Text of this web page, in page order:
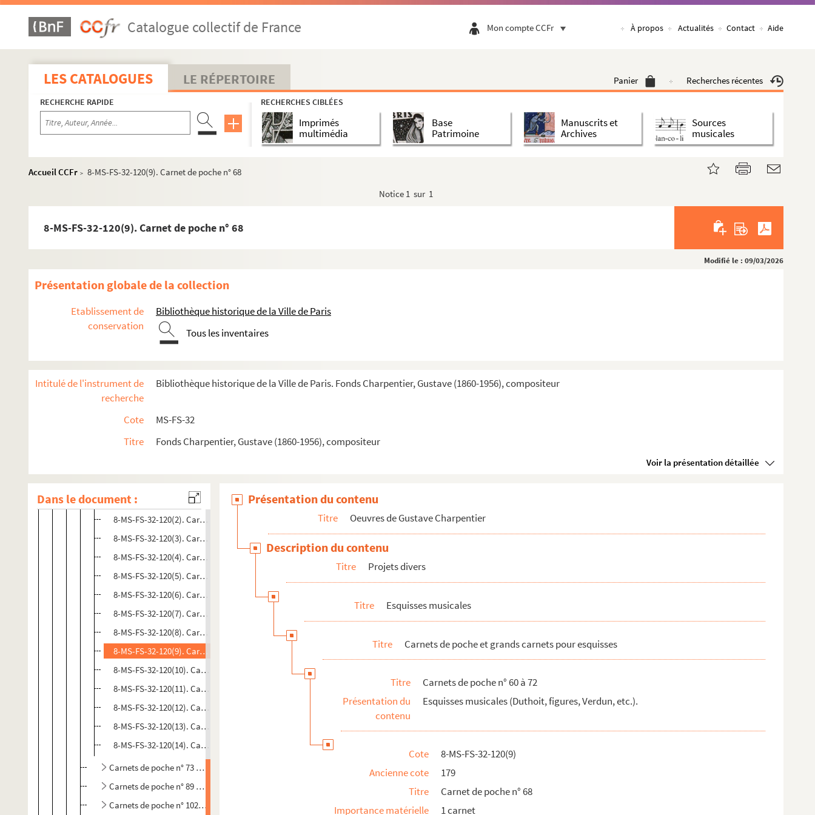
Catalogue collectif de France Mon compte CCFr À propos Actualités Contact Aide
LES CATALOGUES LE RÉPERTOIRE Panier Recherches récentes
RECHERCHE RAPIDE RECHERCHES CIBLÉES
Imprimés
multimédia
Base
Patrimoine
Manuscrits et
Archives
Sources
musicales
Accueil CCFr > 8-MS-FS-32-120(9). Carnet de poche n° 68
Notice 1 sur 1
8-MS-FS-32-120(9). Carnet de poche n° 68
Modifié le : 09/03/2026
Présentation globale de la collection
Etablissement de
conservation
Bibliothèque historique de la Ville de Paris
Tous les inventaires
Intitulé de l'instrument de
recherche
Bibliothèque historique de la Ville de Paris. Fonds Charpentier, Gustave (1860-1956), compositeur
Cote
MS-FS-32
Titre
Fonds Charpentier, Gustave (1860-1956), compositeur
Voir la présentation détaillée
Dans le document :
Impressions d'Italie (1889)
Poèmes chantés (1895)
Louise (1900)
Impression de voyage : Munich (1910)
Julien (1913)
Réflexions sur la musique
Discours, articles, interviews
Eros
Orphée
Julie
Musique populaire et cinéma
Poèmes envoyés à mettre en musique, scenarii
Esquisses musicales
Carnets de poche et grands carnets pour esquisses
Carnets de poche n° 1 à 20
Carnets de poche n° 21 à 34
Carnets de poche n° 35 à 47
Carnets de poche n° 60 à 72
8-MS-FS-32-120(1). Carnet de poche n° 60
8-MS-FS-32-120(2). Carnet de poche n° 61
8-MS-FS-32-120(3). Carnet de poche n° 62
8-MS-FS-32-120(4). Carnet de poche n° 63
8-MS-FS-32-120(5). Carnet de poche n° 64
8-MS-FS-32-120(6). Carnet de poche n° 65
8-MS-FS-32-120(7). Carnet de poche n° 66
8-MS-FS-32-120(8). Carnet de poche n° 67
8-MS-FS-32-120(9). Carnet de poche n° 68
8-MS-FS-32-120(10). Carnet de poche n° 69
8-MS-FS-32-120(11). Carnet de poche n° 69 bis
8-MS-FS-32-120(12). Carnet de poche n° 70
8-MS-FS-32-120(13). Carnet de poche n° 71
8-MS-FS-32-120(14). Carnet de poche n° 72
Carnets de poche n° 73 à 88
Carnets de poche n° 89 à 101
Carnets de poche n° 102 à 116
Présentation du contenu
Titre Oeuvres de Gustave Charpentier
Description du contenu
Titre Projets divers
Titre Esquisses musicales
Titre Carnets de poche et grands carnets pour esquisses
Titre
Carnets de poche n° 60 à 72
Présentation du
contenu
Esquisses musicales (Duthoit, figures, Verdun, etc.).
Cote
8-MS-FS-32-120(9)
Ancienne cote
179
Titre
Carnet de poche n° 68
Importance matérielle
1 carnet